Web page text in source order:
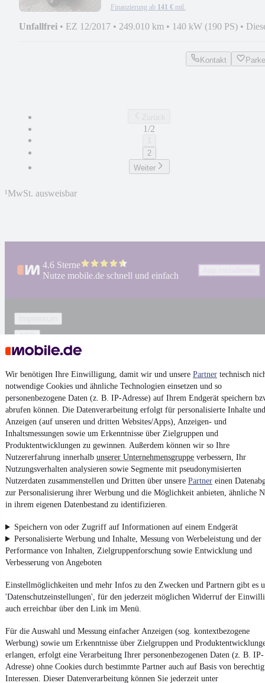
Wir benötigen Ihre Einwilligung, damit wir und unsere Partner technisch
notwendige Cookies und ähnliche Technologien einsetzen und so
personenbezogene Daten (z. B. IP-Adresse) auf Ihrem Endgerät speichern
abrufen können. Die Datenverarbeitung erfolgt für personalisierte Inhalte und
Anzeigen (auf unseren und dritten Websites/Apps), Anzeigen- und
Inhaltsmessungen sowie um Erkenntnisse über Zielgruppen und
Produktentwicklungen zu gewinnen. Außerdem können wir so Ihre
Nutzererfahrung innerhalb unserer Unternehmensgruppe verbessern, Ihr
Nutzungsverhalten analysieren sowie Segmente mit pseudonymisierten
Nutzerdaten zusammenstellen und Dritten über unsere Partner einen
zur Personalisierung ihrer Werbung und die Möglichkeit anbieten, ähnliche
in ihrem eigenen Datenbestand zu identifizieren.
Speichern von oder Zugriff auf Informationen auf einem Endgerät
Personalisierte Werbung und Inhalte, Messung von Werbeleistung und der
Performance von Inhalten, Zielgruppenforschung sowie Entwicklung und
Verbesserung von Angeboten
Einstellmöglichkeiten und mehr Infos zu den Zwecken und Partnern gibt es
'Datenschutzeinstellungen', für den jederzeit möglichen Widerruf der
auch erreichbar über den Link im Menü.
Für die Auswahl und Messung einfacher Anzeigen (sog. kontextbezogene
Werbung) sowie um Erkenntnisse über Zielgruppen und
erlangen, erfolgt eine Verarbeitung Ihrer personenbezogenen Daten (z. B. IP-
Adresse) ohne Cookies durch bestimmte Partner auch auf Basis von
Interessen. Dieser Datenverarbeitung können Sie jederzeit unter
Finanzierung ab 141 € mtl.
Unfallfrei • EZ 12/2017 • 249.010 km • 140 kW (190 PS) •
Kontakt
1/2
2
Weiter
¹MwSt. ausweisbar
4.6 Sterne
Nutze mobile.de schnell und einfach
AGB
Vertrag widerrufen
Datenschutz
Datenschutzeinstellungen
Erklärung zur Barrierefreiheit
Report Security Vulnerability (English)
Powered by
Weitere Fahrzeuge gibt es auf mobile.de, dem Marktplatz für
Autos undMotorräder